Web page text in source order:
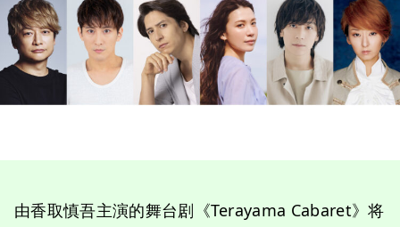
由香取慎吾主演的舞台剧《Terayama Cabaret》将